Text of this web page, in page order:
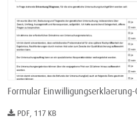
Formular Einwilligungserklaerung-
PDF, 117 KB